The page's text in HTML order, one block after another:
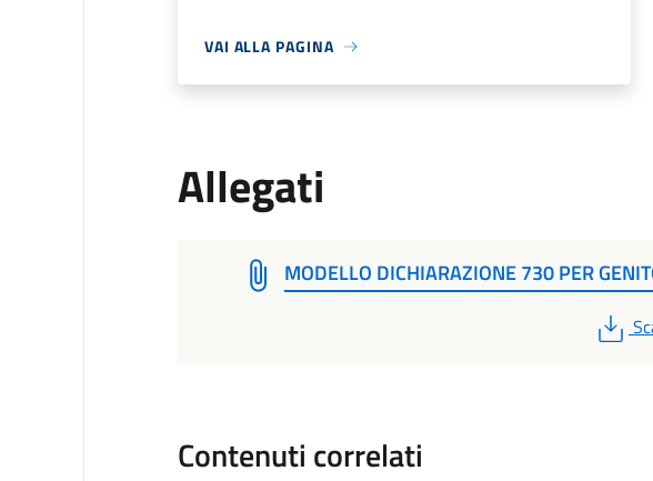
VAI ALLA PAGINA
Allegati
MODELLO DICHIARAZIONE 730 PER
Contenuti correlati